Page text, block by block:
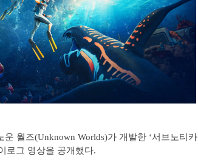
월즈(Unknown Worlds)가 개발한 ‘서브노티카
로그 영상을 공개했다.